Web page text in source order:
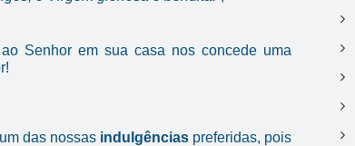
Senhor em sua casa nos concede uma
das nossas indulgências preferidas, pois